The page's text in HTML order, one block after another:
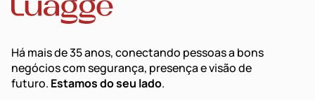
Há mais de 35 anos, conectando pessoas a bons
negócios com segurança, presença e visão de
futuro. Estamos do seu lado.